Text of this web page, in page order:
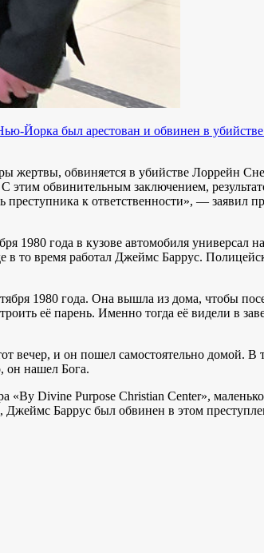
Йорка был арестован и обвинен в
обвиняется в убийстве Лоррейн
этим обвинительным заключением,
к ответственности», — заявил
года в кузове автомобиля универсал
в то время работал Джеймс Баррус.
1980 года. Она вышла из дома, чтобы
её парень. Именно тогда её видели в
вечер, и он пошел самостоятельно домой.
он нашел Бога.
Divine Purpose Christian Center»,
Баррус был обвинен в этом